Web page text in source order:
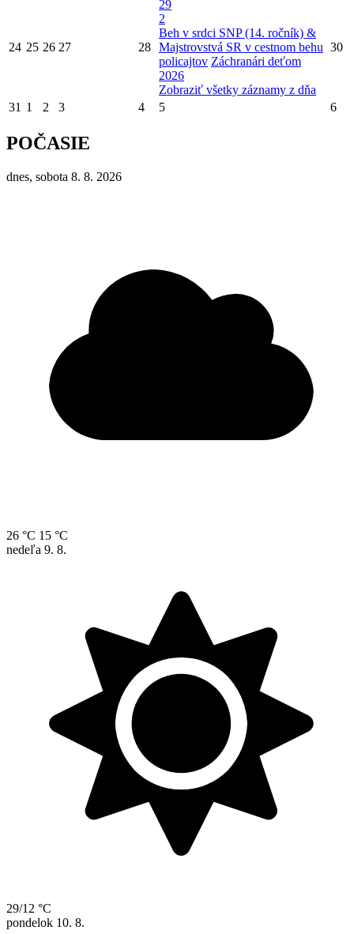
24 25 26 27 28
29
2
Beh v srdci SNP (14. ročník) &
Majstrovstvá SR v cestnom behu
policajtov Záchranári deťom
2026
Zobraziť všetky záznamy z dňa
30
31 1 2 3 4 5 6
POČASIE
dnes, sobota 8. 8. 2026
26 °C 15 °C
nedeľa 9. 8.
29/12 °C
pondelok 10. 8.